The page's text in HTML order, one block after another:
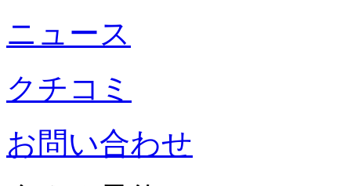
ニュース
クチコミ
お問い合わせ